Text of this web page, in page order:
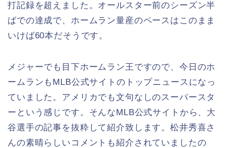
打記録を超えました。オールスター前のシーズン半
ばでの達成で、ホームラン量産のペースはこのまま
いけば60本だそうです。
メジャーでも目下ホームラン王ですので、今日のホ
ームランもMLB公式サイトのトップニュースになっ
ていました。アメリカでも文句なしのスーパースタ
ーという感じです。そんなMLB公式サイトから、大
谷選手の記事を抜粋して紹介致します。松井秀喜さ
んの素晴らしいコメントも紹介されていましたの